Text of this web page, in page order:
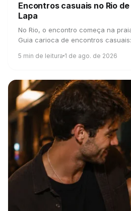
Encontros casuais no Rio
Lapa
No Rio, o encontro começa na
Guia carioca de encontros
5 min de leitura 1 de ago. de 2026